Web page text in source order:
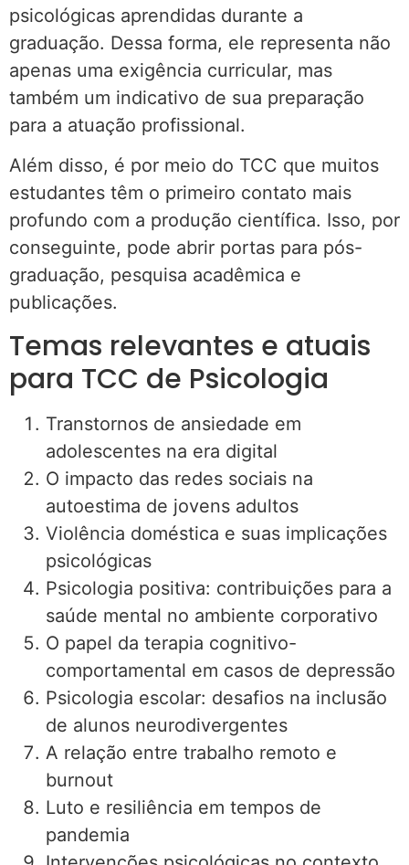
psicológicas aprendidas durante a
graduação. Dessa forma, ele representa não
apenas uma exigência curricular, mas
também um indicativo de sua preparação
para a atuação profissional.
Além disso, é por meio do TCC que muitos
estudantes têm o primeiro contato mais
profundo com a produção científica. Isso, por
conseguinte, pode abrir portas para pós-
graduação, pesquisa acadêmica e
publicações.
Temas relevantes e atuais
para TCC de Psicologia
Transtornos de ansiedade em
adolescentes na era digital
O impacto das redes sociais na
autoestima de jovens adultos
Violência doméstica e suas implicações
psicológicas
Psicologia positiva: contribuições para a
saúde mental no ambiente corporativo
O papel da terapia cognitivo-
comportamental em casos de depressão
Psicologia escolar: desafios na inclusão
de alunos neurodivergentes
A relação entre trabalho remoto e
burnout
Luto e resiliência em tempos de
pandemia